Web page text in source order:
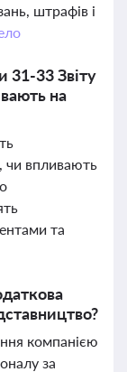
штрафів і
31-33 Звіту
на
чи впливають
та
компанією
за